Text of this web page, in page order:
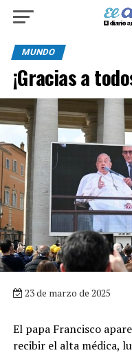
MUNDO
¡Gracias a
23 de marzo de 2025
El papa Francisco
recibir el alta médica,